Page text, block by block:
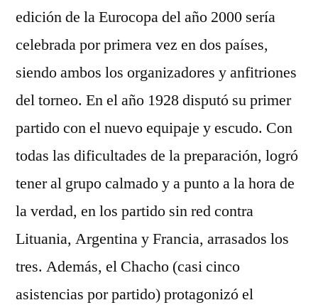
edición de la Eurocopa del año 2000 sería
celebrada por primera vez en dos países,
siendo ambos los organizadores y anfitriones
del torneo. En el año 1928 disputó su primer
partido con el nuevo equipaje y escudo. Con
todas las dificultades de la preparación, logró
tener al grupo calmado y a punto a la hora de
la verdad, en los partido sin red contra
Lituania, Argentina y Francia, arrasados los
tres. Además, el Chacho (casi cinco
asistencias por partido) protagonizó el